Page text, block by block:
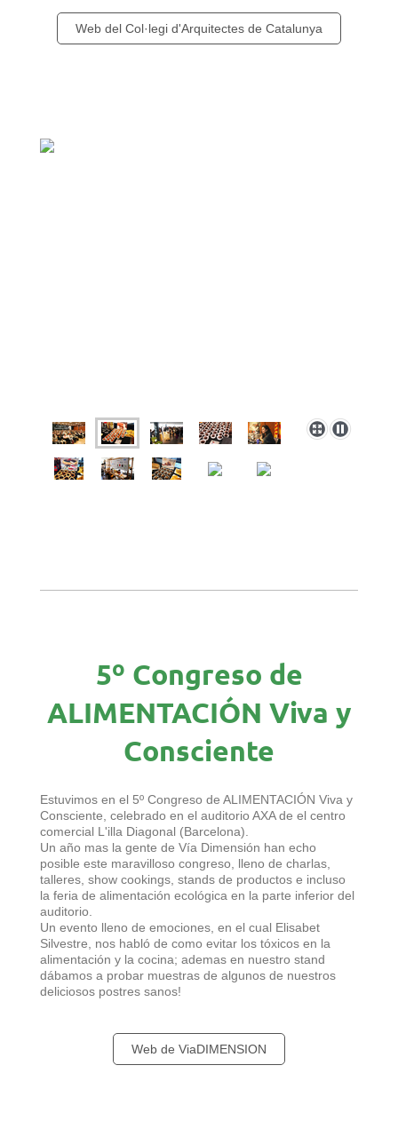
Web del Col·legi d'Arquitectes de Catalunya
5º Congreso de
ALIMENTACIÓN Viva y
Consciente
Estuvimos en el 5º Congreso de ALIMENTACIÓN Viva y
Consciente, celebrado en el auditorio AXA de el centro
comercial L'illa Diagonal (Barcelona).
Un año mas la gente de Vía Dimensión han echo
posible este maravilloso congreso, lleno de charlas,
talleres, show cookings, stands de productos e incluso
la feria de alimentación ecológica en la parte inferior del
auditorio.
Un evento lleno de emociones, en el cual Elisabet
Silvestre, nos habló de como evitar los tóxicos en la
alimentación y la cocina; ademas en nuestro stand
dábamos a probar muestras de algunos de nuestros
deliciosos postres sanos!
Web de ViaDIMENSION